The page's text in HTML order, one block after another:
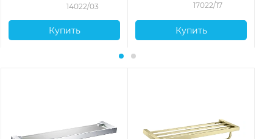
14022/03
Купить
17022/17
Купить